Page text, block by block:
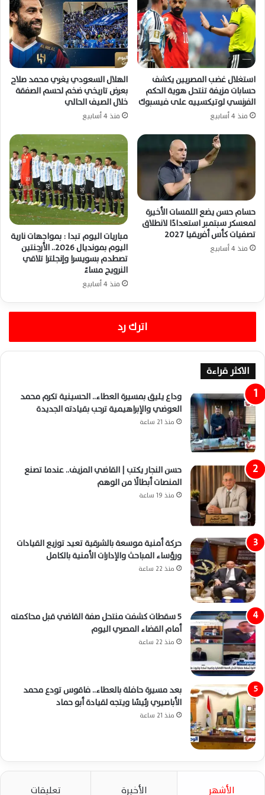
استغلال غضب المصريين يكشف
حسابات مزيفة تنتحل هوية الحكم
الفرنسي لوتيكسييه على فيسبوك
منذ 4 أسابيع
الهلال السعودي يغري محمد صلاح
بعرض تاريخي ضخم لحسم الصفقة
خلال الصيف الحالي
منذ 4 أسابيع
حسام حسن يضع اللمسات الأخيرة
لمعسكر سبتمبر استعدادًا لانطلاق
تصفيات كأس أفريقيا 2027
منذ 4 أسابيع
مباريات اليوم تبدا : بمواجهات نارية
اليوم بمونديال 2026.. الأرجنتين
تصطدم بسويسرا وإنجلترا تلاقي
النرويج مساءً
منذ 4 أسابيع
اترك رد
الاكثر قراءة
وداع يليق بمسيرة العطاء.. الحسينية تكرم محمد
العوضي والإبراهيمية ترحب بقيادته الجديدة
منذ 21 ساعة
حسن النجار يكتب | القاضي المزيف.. عندما تصنع
المنصات أبطالًا من الوهم
منذ 19 ساعة
حركة أمنية موسعة بالشرقية تعيد توزيع القيادات
ورؤساء المباحث والإدارات الأمنية بالكامل
منذ 22 ساعة
5 سقطات كشفت منتحل صفة القاضي قبل محاكمته
أمام القضاء المصري اليوم
منذ 22 ساعة
بعد مسيرة حافلة بالعطاء.. فاقوس تودع محمد
الأباصيري رئيسًا ويتجه لقيادة أبو حماد
منذ 21 ساعة
الأشهر الأخيرة تعليقات